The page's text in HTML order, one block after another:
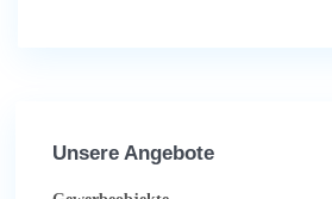
Unsere Angebote